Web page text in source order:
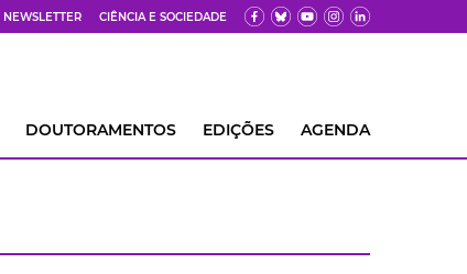
NEWSLETTER CIÊNCIA E SOCIEDADE
DOUTORAMENTOS EDIÇÕES AGENDA